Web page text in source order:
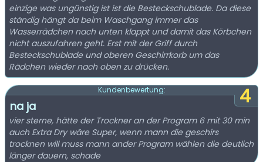
einzige was ungünstig ist ist die Besteckschublade. Da diese
ständig hängt da beim Waschgang immer das
Wasserrädchen nach unten klappt und damit das Körbchen
nicht auszufahren geht. Erst mit der Griff durch
Besteckschublade und oberen Geschirrkorb um das
Rädchen wieder nach oben zu drücken.
4
Kundenbewertung:
na ja
vier sterne, hätte der Trockner an der Program 6 mit 30 min
auch Extra Dry wäre Super, wenn mann die geschirs
trocknen will muss mann ander Program wählen die deutlich
länger dauern, schade